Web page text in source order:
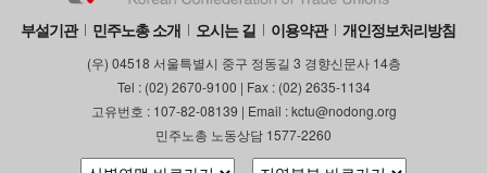
부설기관 민주노총 소개 오시는 길 이용약관 개인정보처리방침
(우) 04518 서울특별시 중구 정동길 3 경향신문사 14층
Tel : (02) 2670-9100 | Fax : (02) 2635-1134
고유번호 : 107-82-08139 | Email : kctu@nodong.org
민주노총 노동상담 1577-2260